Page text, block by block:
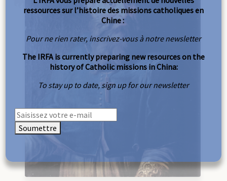
ressources sur l’histoire des missions catholiques en
Chine :
Pour ne rien rater, inscrivez-vous à notre newsletter
The IRFA is currently preparing new resources on the
history of Catholic missions in China:
To stay up to date, sign up for our newsletter
Soumettre